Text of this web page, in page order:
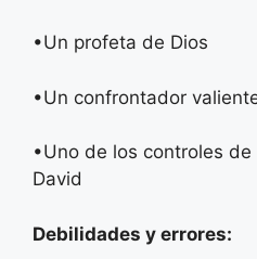
•​Un profeta de Dios
•​Un confrontador
•​Uno de los controles
David
Debilidades y errores: